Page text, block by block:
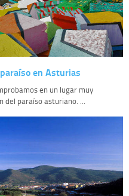
en Asturias
en un lugar muy
paraíso asturiano. ...